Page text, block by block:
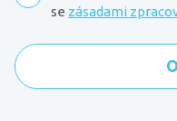
se zásadami